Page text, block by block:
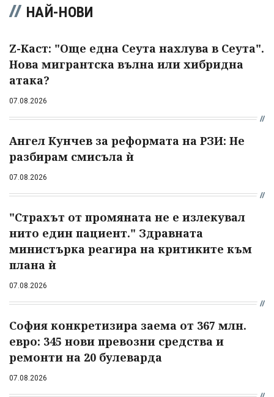
НАЙ-НОВИ
Z-Каст: "Още една Сеута нахлува в Сеута".
Нова мигрантска вълна или хибридна
атака?
07.08.2026
Ангел Кунчев за реформата на РЗИ: Не
разбирам смисъла ѝ
07.08.2026
"Страхът от промяната не е излекувал
нито един пациент." Здравната
министърка реагира на критиките към
плана ѝ
07.08.2026
София конкретизира заема от 367 млн.
евро: 345 нови превозни средства и
ремонти на 20 булеварда
07.08.2026